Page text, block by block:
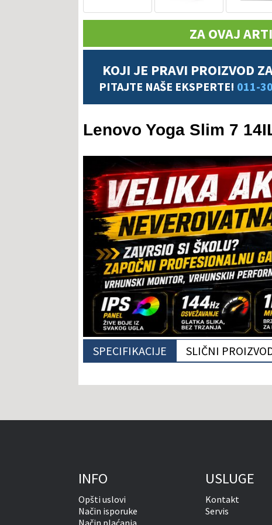
ZA OVAJ
KOJI JE PRAVI PROIZVOD
PITAJTE NAŠE EKSPERTE! 011-
Lenovo Yoga Slim 7
SPECIFIKACIJE SLIČNI
INFO
Opšti uslovi
Način isporuke
USLUGE
Kontakt
Servis